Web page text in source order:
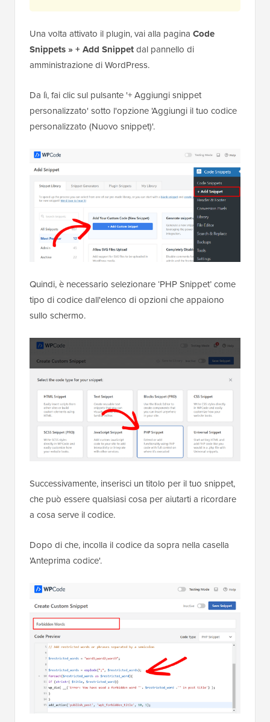
Una volta attivato il plugin, vai alla pagina Code
Snippets » + Add Snippetdal pannello di
amministrazione di WordPress.
Da lì, fai clic sul pulsante '+ Aggiungi snippet
personalizzato' sotto l'opzione 'Aggiungi il tuo codice
personalizzato (Nuovo snippet)'.
Quindi, è necessario selezionare ‘PHP Snippet’ come
tipo di codice dall'elenco di opzioni che appaiono
sullo schermo.
Successivamente, inserisci un titolo per il tuo snippet,
che può essere qualsiasi cosa per aiutarti a ricordare
a cosa serve il codice.
Dopo di che, incolla il codice da sopra nella casella
'Anteprima codice'.